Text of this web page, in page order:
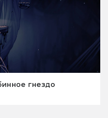
гнездо